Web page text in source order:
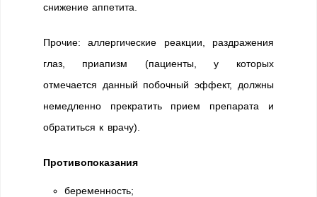
снижение аппетита.
Прочие: аллергические реакции, раздражения
глаз, приапизм (пациенты, у которых
отмечается данный побочный эффект, должны
немедленно прекратить прием препарата и
обратиться к врачу).
Противопоказания
беременность;